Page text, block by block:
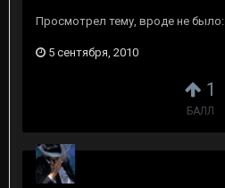
1
БАЛЛ
Просмотрел тему, вроде не было:
5 сентября, 2010